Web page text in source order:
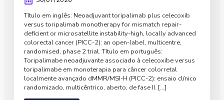
Título em inglês: Neoadjuvant toripalimab plus celecoxib
versus toripalimab monotherapy for mismatch repair-
deficient or microsatellite instability-high, locally advanced
colorectal cancer (PICC-2): an open-label, multicentre,
randomised, phase 2 trial. Título em português:
Toripalimabe neoadjuvante associado à celecoxibe versus
toripalimabe em monoterapia para câncer colorretal
localmente avançado dMMR/MSI-H (PICC-2): ensaio clínico
randomizado, multicêntrico, aberto, de fase II. […]